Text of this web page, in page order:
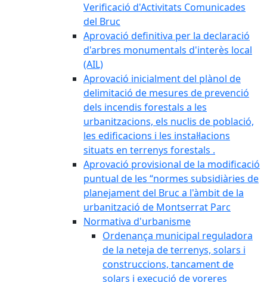
Verificació d'Activitats Comunicades
del Bruc
Aprovació definitiva per la declaració
d'arbres monumentals d'interès local
(AIL)
Aprovació inicialment del plànol de
delimitació de mesures de prevenció
dels incendis forestals a les
urbanitzacions, els nuclis de població,
les edificacions i les instal·lacions
situats en terrenys forestals .
Aprovació provisional de la modificació
puntual de les “normes subsidiàries de
planejament del Bruc a l'àmbit de la
urbanització de Montserrat Parc
Normativa d'urbanisme
Ordenança municipal reguladora
de la neteja de terrenys, solars i
construccions, tancament de
solars i execució de voreres